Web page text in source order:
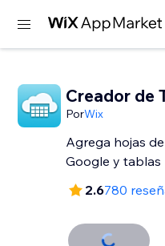
Creador de
PorWix
Agrega hojas
Google y tablas
2.6780